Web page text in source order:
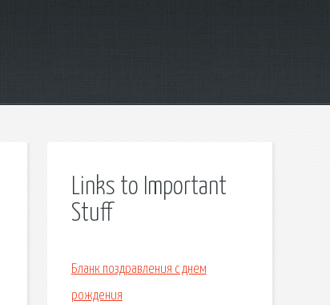
Links to Important
Stuff
Бланк поздравления с днем
рождения